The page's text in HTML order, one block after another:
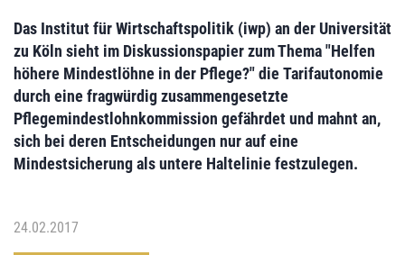
Das Institut für Wirtschaftspolitik (iwp) an der Universität
zu Köln sieht im Diskussionspapier zum Thema "Helfen
höhere Mindestlöhne in der Pflege?" die Tarifautonomie
durch eine fragwürdig zusammengesetzte
Pflegemindestlohnkommission gefährdetund mahnt an,
sich bei deren Entscheidungen nur auf eine
Mindestsicherung als untere Haltelinie festzulegen.
24.02.2017